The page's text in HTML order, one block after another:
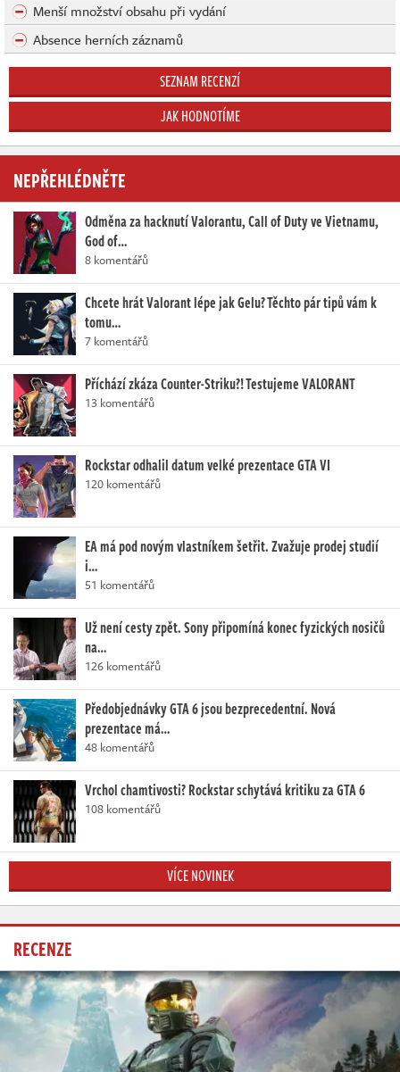
Menší množství obsahu při vydání
Absence herních záznamů
SEZNAM RECENZÍ
JAK HODNOTÍME
NEPŘEHLÉDNĚTE
Odměna za hacknutí Valorantu, Call of Duty ve Vietnamu,
God of…
8 komentářů
Chcete hrát Valorant lépe jak Gelu? Těchto pár tipů vám k
tomu…
7 komentářů
Příchází zkáza Counter-Striku?! Testujeme VALORANT
13 komentářů
Rockstar odhalil datum velké prezentace GTA VI
120 komentářů
EA má pod novým vlastníkem šetřit. Zvažuje prodej studií
i…
51 komentářů
Už není cesty zpět. Sony připomíná konec fyzických nosičů
na…
126 komentářů
Předobjednávky GTA 6 jsou bezprecedentní. Nová
prezentace má…
48 komentářů
Vrchol chamtivosti? Rockstar schytává kritiku za GTA 6
108 komentářů
VÍCE NOVINEK
RECENZE